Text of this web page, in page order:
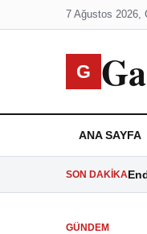
7 Ağustos 2026,
G
ANA SAYFA
SON DAKIKA
GÜNDEM